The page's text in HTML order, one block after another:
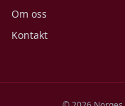
Om oss
Kontakt